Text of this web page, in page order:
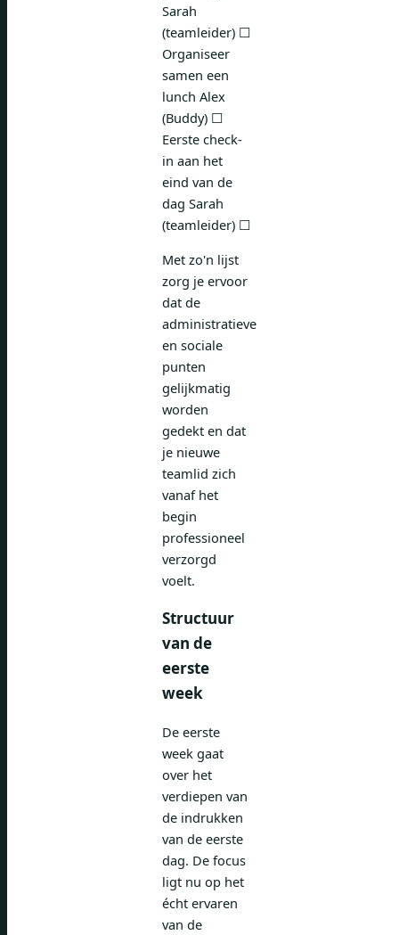
Sarah
(teamleider) ☐
Organiseer
samen een
lunch Alex
(Buddy) ☐
Eerste check-
in aan het
eind van de
dag Sarah
(teamleider) ☐
Met zo'n lijst
zorg je ervoor
dat de
administratieve
en sociale
punten
gelijkmatig
worden
gedekt en dat
je nieuwe
teamlid zich
vanaf het
begin
professioneel
verzorgd
voelt.
Structuur
van de
eerste
week
De eerste
week gaat
over het
verdiepen van
de indrukken
van de eerste
dag. De focus
ligt nu op het
écht ervaren
van de